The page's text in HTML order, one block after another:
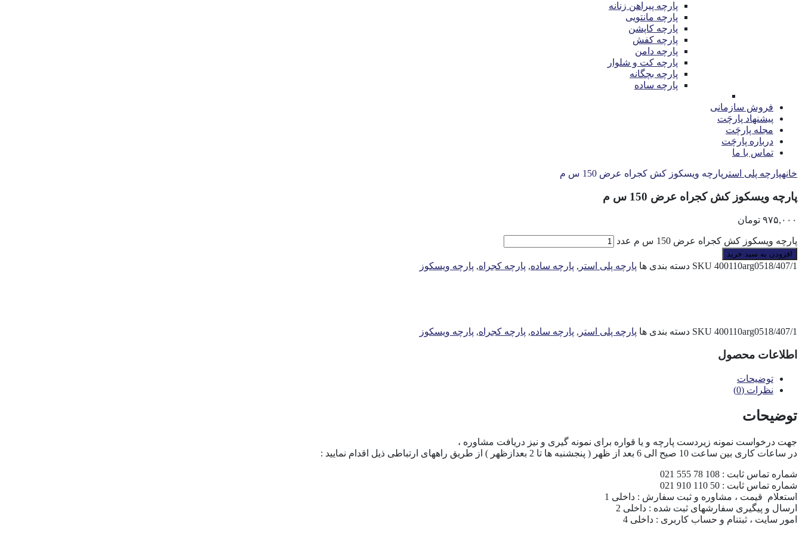
پارچه پیراهن زنانه
پارچه مانتویی
پارچه کاپشن
پارچه کفش
پارچه دامن
پارچه کت و شلوار
پارچه بچگانه
پارچه ساده
فروش سازمانی
پیشنهاد پارچَت
مجله پارچَت
درباره پارچَت
تماس با ما
خانهپارچه پلی استر پارچه ویسکوز کش کجراه عرض 150 س م
پارچه ویسکوز کش کجراه عرض 150 س م
۹۷۵,۰۰۰ تومان
پارچه ویسکوز کش کجراه عرض 150 س م عدد
افزودن به سبد خرید
SKU 400110arg0518/407/1 دسته بندی ها پارچه پلی استر , پارچه ساده, پارچه کجراه, پارچه ویسکوز
SKU 400110arg0518/407/1 دسته بندی ها پارچه پلی استر , پارچه ساده, پارچه کجراه, پارچه ویسکوز
اطلاعات محصول
توضیحات
نظرات (0)
توضیحات
جهت درخواست نمونه زیردست پارچه و یا قواره برای نمونه گیری و نیز دریافت مشاوره ،
در ساعات کاری بین ساعت 10 صبح الی 6 بعد از ظهر ( پنجشنبه ها تا 2 بعدازظهر ) از طریق راههای ارتباطی ذیل اقدام نمایید :
شماره تماس ثابت : 108 78 555 021
شماره تماس ثابت : 50 110 910 021
استعلام قیمت ، مشاوره و ثبت سفارش : داخلی 1
ارسال و پیگیری سفارشهای ثبت شده : داخلی 2
امور سایت ، ثبتنام و حساب کاربری : داخلی 4